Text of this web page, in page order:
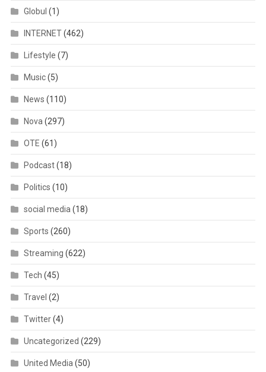
Globul (1)
INTERNET(462)
Lifestyle (7)
Music(5)
News (110)
Nova(297)
OTE (61)
Podcast(18)
Politics (10)
social media(18)
Sports (260)
Streaming (622)
Tech (45)
Travel (2)
Twitter(4)
Uncategorized (229)
United Media(50)